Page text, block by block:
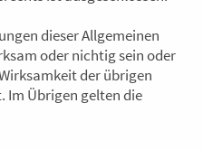
dieser Allgemeinen
oder nichtig sein oder
der übrigen
Übrigen gelten die